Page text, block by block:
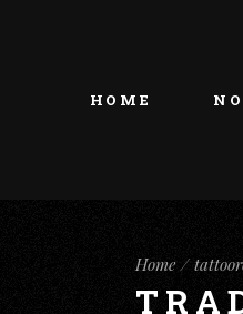
HOME
Home